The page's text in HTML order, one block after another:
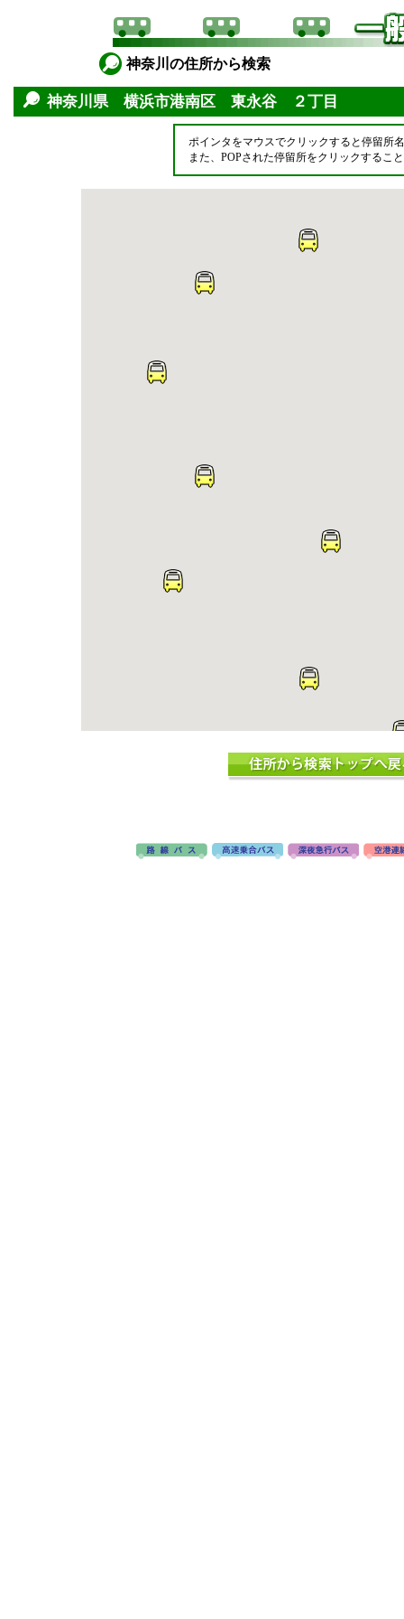
神奈川の住所から検索
神奈川県 横浜市港南区 東永谷 ２丁目
ポインタをマウスでクリックすると停留所
また、POPされた停留所をクリックするこ